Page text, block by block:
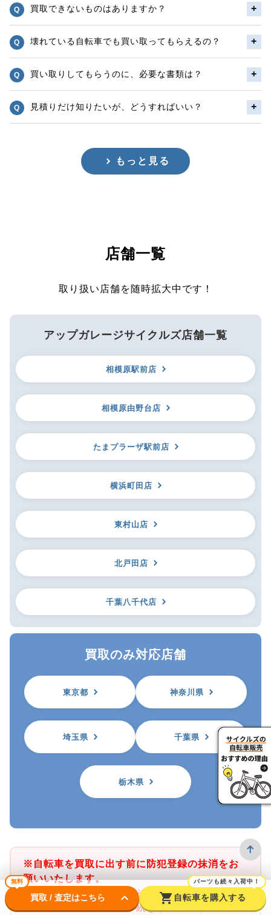
買取できないものはありますか？
壊れている自転車でも買い取ってもらえるの？
買い取りしてもらうのに、必要な書類は？
見積りだけ知りたいが、どうすればいい？
もっと見る
店舗一覧
取り扱い店舗を随時拡大中です！
アップガレージサイクルズ店舗一覧
相模原駅前店
相模原由野台店
たまプラーザ駅前店
横浜町田店
東村山店
北戸田店
千葉八千代店
買取のみ対応店舗
東京都 神奈川県
埼玉県 千葉県
栃木県
※自転車を買取に出す前に防犯登録の抹消をお
願いいたします。
※サイクルズ店舗では、その店舗がある都道府
県の防犯登録のみ抹消手続きが可能です。
無料
買取 / 査定はこちら keyboard_arrow_down shopping_cart
パーツも続々入荷中！
自転車を購入する